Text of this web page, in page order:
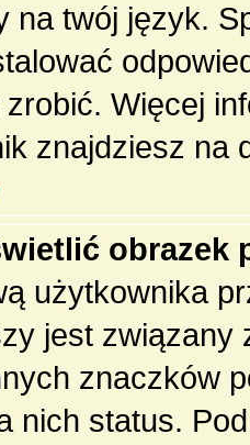
na twój język.
Więcej
znajdziesz na
obrazek
użytkownika
jest
znaczków
nich status.